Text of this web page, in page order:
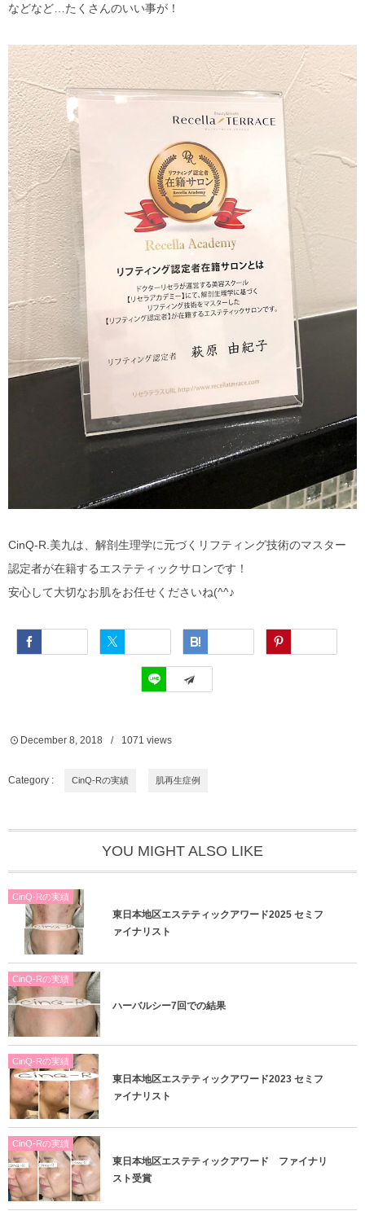
などなど…たくさんのいい事が！
CinQ-R.美九は、解剖生理学に元づくリフティング技術のマスター
認定者が在籍するエステティックサロンです！
安心して大切なお肌をお任せくださいね(^^♪
LINE
December 8,2018 1071 views
Category : CinQ-Rの実績 肌再生症例
YOU MIGHT ALSO LIKE
CinQ-Rの実績
東日本地区エステティックアワード2025 セミフ
ァイナリスト
CinQ-Rの実績
ハーバルシー7回での結果
CinQ-Rの実績
東日本地区エステティックアワード2023 セミフ
ァイナリスト
CinQ-Rの実績
東日本地区エステティックアワード ファイナリ
スト受賞